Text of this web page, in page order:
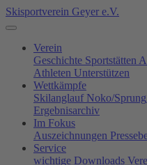
Skisportverein Geyer e.V.
Verein
Geschichte Sportstätten
Athleten Unterstützen
Wettkämpfe
Skilanglauf Noko/Sprung
Ergebnisarchiv
Im Fokus
Auszeichnungen
Service
wichtige Downloads